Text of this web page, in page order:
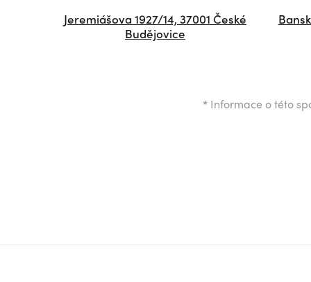
Jeremiášova 1927/14, 37001 České
Budějovice
* Informace o této